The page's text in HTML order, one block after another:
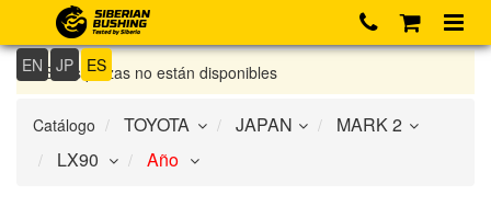
EN JP ES
Si las piezas no están disponibles
Catálogo